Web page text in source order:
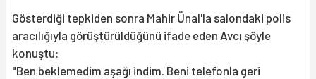
Gösterdiği tepkiden sonra Mahir Ünal'la salondaki polis
aracılığıyla görüştürüldüğünü ifade eden Avcı şöyle
konuştu:
"Ben beklemedim aşağı indim. Beni telefonla geri